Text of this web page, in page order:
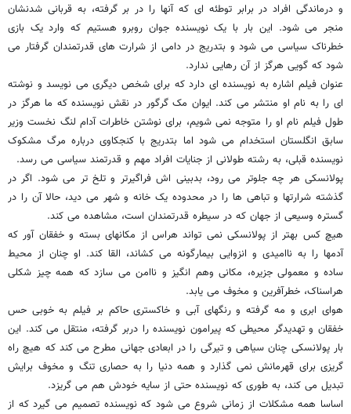
و درماندگی افراد در برابر توطئه ای که آنها را در بر گرفته، به قربانی شدنشان
منجر می شود. این بار با یک نویسنده جوان روبرو هستیم که وارد یک بازی
خطرناک سیاسی می شود و بتدریج در دامی از شرارت های قدرتمندان گرفتار می
شود که گویی هرگز از آن رهایی ندارد.
عنوان فیلم اشاره به نویسنده ای دارد که برای شخص دیگری می نویسد و نوشته
ای را به نام او منتشر می کند. ایوان مک گرگور در نقش نویسنده که ما هرگز در
طول فیلم نام او را متوجه نمی شویم، برای نوشتن خاطرات آدام لنگ نخست وزیر
سابق انگلستان استخدام می شود اما بتدریج با کنجکاوی درباره مرگ مشکوک
نویسنده قبلی، به رشته طولانی از جنایات افراد مهم و قدرتمند سیاسی می رسد.
پولانسکی هر چه جلوتر می رود، بدبینی اش فراگیرتر و تلخ تر می شود. اگر در
گذشته شرارتها و تباهی ها را در محدوده یک خانه و شهر می دید، حالا آن را در
گستره وسیعی از جهان که در سیطره قدرتمندان است، مشاهده می کند.
هیچ کس بهتر از پولانسکی نمی تواند هراس از مکانهای بسته و خفقان آور که
آدمها را به ناامیدی و انزوایی بیمارگونه می کشاند، القا کند. او چنان از محیط
ساده و معمولی جزیره، مکانی وهم انگیز و ناامن می سازد که همه چیز شکلی
هراسناک، خطرآفرین و مخوف می یابد.
هوای ابری و مه گرفته و رنگهای آبی و خاکستری حاکم بر فیلم به خوبی حس
خفقان و تهدیدگر محیطی که پیرامون نویسنده را دربر گرفته، منتقل می کند. این
بار پولانسکی چنان سیاهی و تیرگی را در ابعادی جهانی مطرح می کند که هیچ راه
گریزی برای قهرمانش نمی گذارد و همه دنیا را به حصاری تنگ و مخوف برایش
تبدیل می کند، به طوری که نویسنده حتی از سایه خودش هم می گریزد.
اساسا همه مشکلات از زمانی شروع می شود که نویسنده تصمیم می گیرد که از